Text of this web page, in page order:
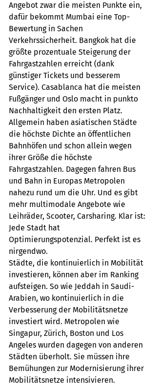
Angebot zwar die meisten Punkte ein,
dafür bekommt Mumbai eine Top-
Bewertung in Sachen
Verkehrssicherheit. Bangkok hat die
größte prozentuale Steigerung der
Fahrgastzahlen erreicht (dank
günstiger Tickets und besserem
Service). Casablanca hat die meisten
Fußgänger und Oslo macht in punkto
Nachhaltigkeit den ersten Platz.
Allgemein haben asiatischen Städte
die höchste Dichte an öffentlichen
Bahnhöfen und schon allein wegen
ihrer Größe die höchste
Fahrgastzahlen. Dagegen fahren Bus
und Bahn in Europas Metropolen
nahezu rund um die Uhr. Und es gibt
mehr multimodale Angebote wie
Leihräder, Scooter, Carsharing. Klar ist:
Jede Stadt hat
Optimierungspotenzial. Perfekt ist es
nirgendwo.
Städte, die kontinuierlich in Mobilität
investieren, können aber im Ranking
aufsteigen. So wie Jeddah in Saudi-
Arabien, wo kontinuierlich in die
Verbesserung der Mobilitätsnetze
investiert wird. Metropolen wie
Singapur, Zürich, Boston und Los
Angeles wurden dagegen von anderen
Städten überholt. Sie müssen ihre
Bemühungen zur Modernisierung ihrer
Mobilitätsnetze intensivieren.